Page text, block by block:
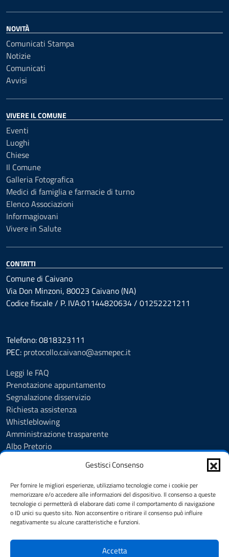
Gestisci Consenso
Per fornire le migliori esperienze, utilizziamo tecnologie come i cookie per
memorizzare e/o accedere alle informazioni del dispositivo. Il consenso a queste
tecnologie ci permetterà di elaborare dati come il comportamento di navigazione
o ID unici su questo sito. Non acconsentire o ritirare il consenso può influire
negativamente su alcune caratteristiche e funzioni.
Accetta
NOVITÀ
Comunicati Stampa
Notizie
Comunicati
Avvisi
VIVERE IL COMUNE
Eventi
Luoghi
Chiese
Il Comune
Galleria Fotografica
Medici di famiglia e farmacie di turno
Elenco Associazioni
Informagiovani
Vivere in Salute
CONTATTI
Comune di Caivano
Via Don Minzoni, 80023 Caivano (NA)
Codice fiscale / P. IVA:01144820634 / 01252221211
Telefono: 0818323111
PEC: protocollo.caivano@asmepec.it
Leggi le FAQ
Prenotazione appuntamento
Segnalazione disservizio
Richiesta assistenza
Whistleblowing
Amministrazione trasparente
Albo Pretorio
Cookie Policy
Informativa privacy videosorveglianza urbana targhe
Feedback
Dichiarazione di accessibilità